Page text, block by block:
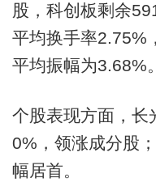
股，科创板剩余
平均换手率2.75%
平均振幅为3.68%。
个股表现方面，长
0%，领涨成分股
幅居首。